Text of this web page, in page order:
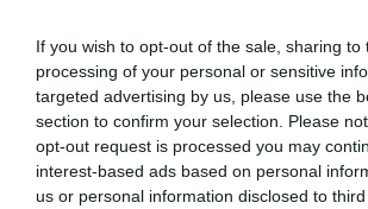
If you wish to opt-out of the sale, sharing to
processing of your personal or sensitive
targeted advertising by us, please use the
section to confirm your selection. Please
opt-out request is processed you may
interest-based ads based on personal
us or personal information disclosed to
Ο ΚΑΙΡΟΣ
32